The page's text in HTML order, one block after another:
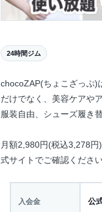
24時間ジム
chocoZAP(ちょこざっぷ)
だけでなく、美容ケアや
服装自由、シューズ履き
月額2,980円(税込3,278
式サイトでご確認ください
入会金 公